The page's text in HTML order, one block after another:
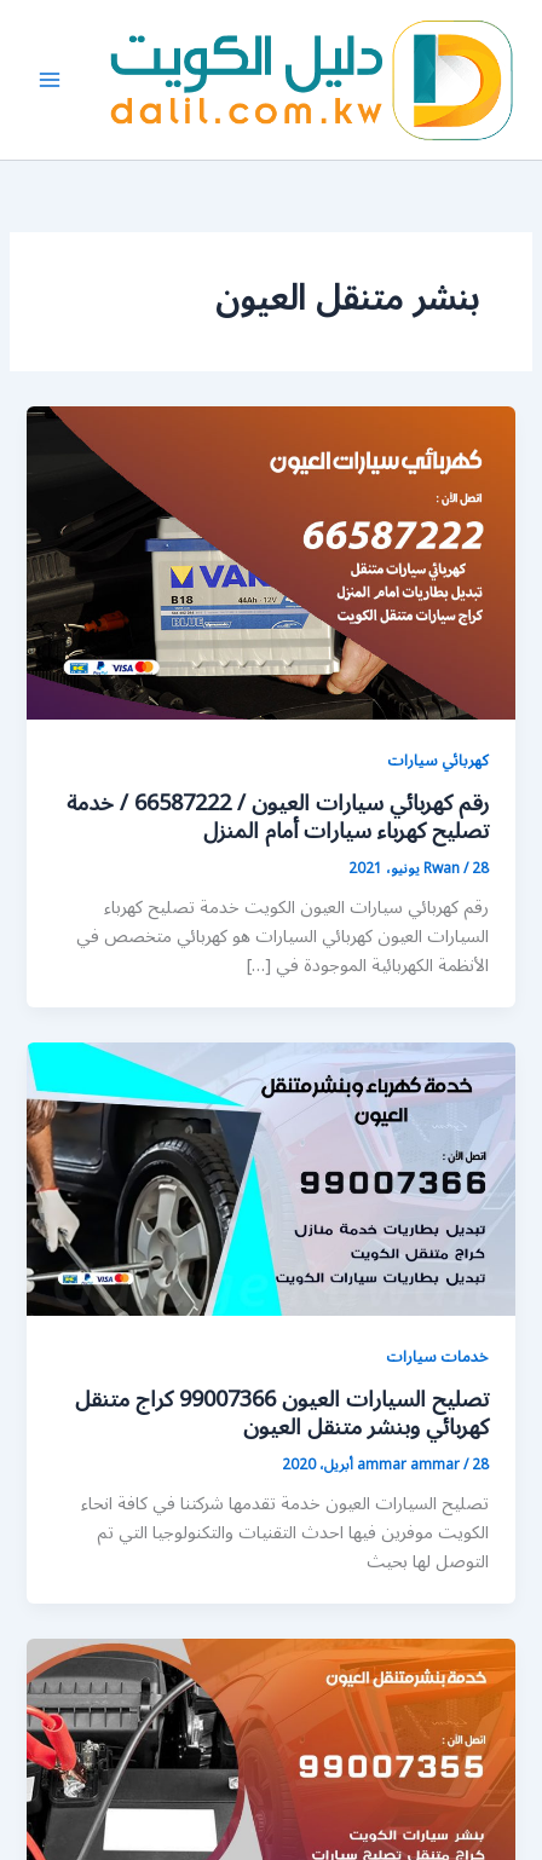
المحتوى
بنشر متنقل العيون
كهربائي سيارات
رقم كهربائي سيارات العيون / 66587222 / خدمة
تصليح كهرباء سيارات أمام المنزل
Rwan/28 يونيو، 2021
رقم كهربائي سيارات العيون الكويت خدمة تصليح كهرباء
السيارات العيون كهربائي السيارات هو كهربائي متخصص في
الأنظمة الكهربائية الموجودة في […]
خدمات سيارات
تصليح السيارات العيون 99007366 كراج متنقل
كهربائي وبنشر متنقل العيون
ammar ammar/28 أبريل، 2020
تصليح السيارات العيون خدمة تقدمها شركتنا في كافة انحاء
الكويت موفرين فيها احدث التقنيات والتكنولوجيا التي تم
التوصل لها بحيث